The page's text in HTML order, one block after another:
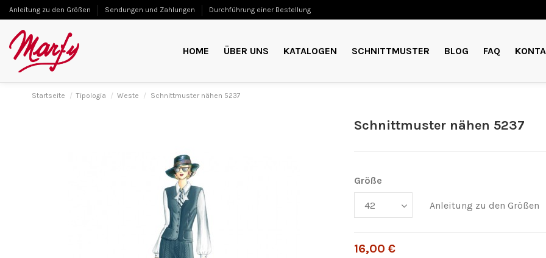
Anleitung zu den Größen Sendungen und Zahlungen Durchführung einer Bestellung
HOME ÜBER UNS KATALOGEN SCHNITTMUSTER BLOG FAQ
Startseite Tipologia Weste Schnittmuster nähen 5237
Schnittmuster nähen 5237
Größe
Anleitung zu den Größen
16,00 €